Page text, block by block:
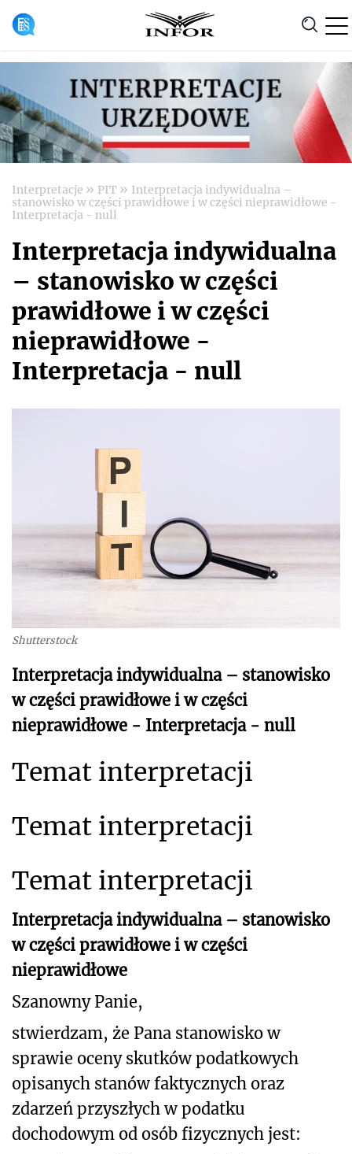
Anuluj
Interpretacje » PIT » Interpretacja indywidualna –
stanowisko w części prawidłowe i w części nieprawidłowe -
Interpretacja - null
Interpretacja indywidualna
– stanowisko w części
prawidłowe i w części
nieprawidłowe -
Interpretacja - null
Shutterstock
Interpretacja indywidualna – stanowisko
w części prawidłowe i w części
nieprawidłowe - Interpretacja - null
Temat interpretacji
Temat interpretacji
Temat interpretacji
Interpretacja indywidualna – stanowisko
w części prawidłowe i w części
nieprawidłowe
Szanowny Panie,
stwierdzam, że Pana stanowisko w
sprawie oceny skutków podatkowych
opisanych stanów faktycznych oraz
zdarzeń przyszłych w podatku
dochodowym od osób fizycznych jest: